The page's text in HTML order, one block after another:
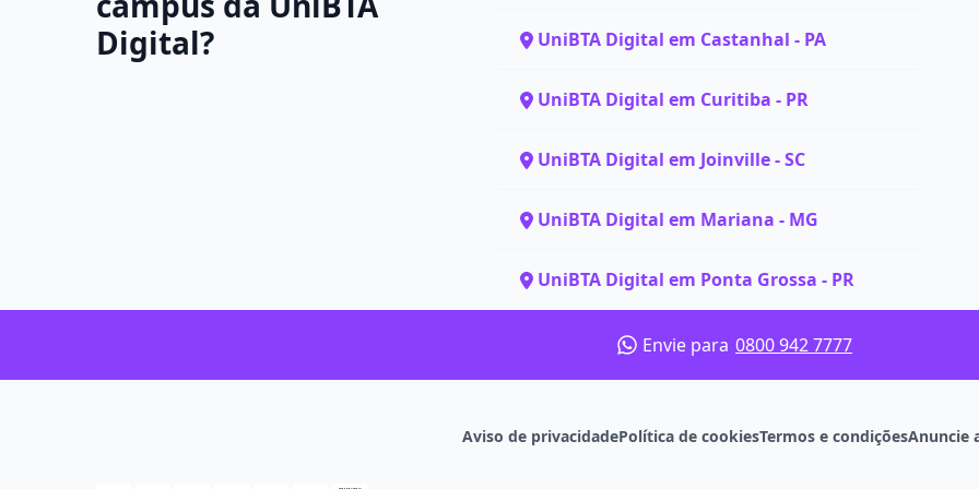
Digital?
UniBTA Digital em Castanhal - PA
UniBTA Digital em Curitiba - PR
UniBTA Digital em Joinville - SC
UniBTA Digital em Mariana - MG
UniBTA Digital em Ponta Grossa - PR
Envie para 0800 942 7777
Aviso de privacidadePolítica de cookiesTermos e condiçõesAnuncie